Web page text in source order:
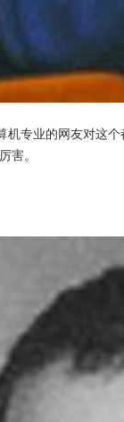
机专业的网友对这
害。